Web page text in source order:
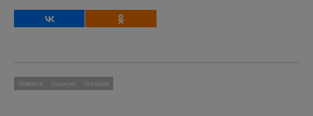
Новости Социум Главное